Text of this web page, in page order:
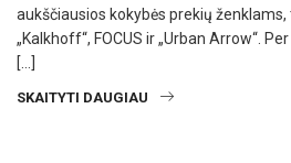
aukščiausios kokybės prekių ženklams,
„Kalkhoff“, FOCUS ir „Urban Arrow“.
[…]
SKAITYTI DAUGIAU